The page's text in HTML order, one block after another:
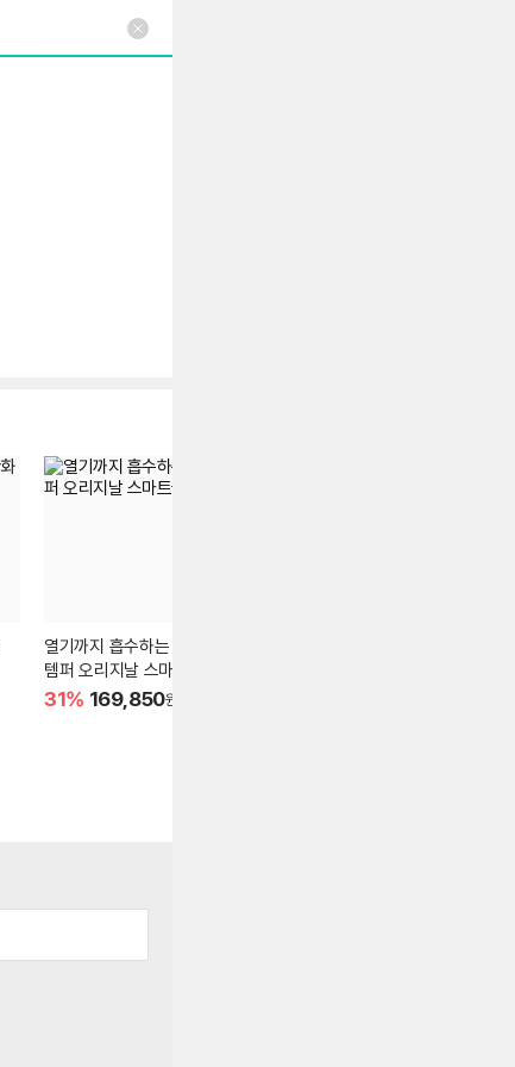
열기까지 흡수하는
템퍼 오리지날 스마트쿨
31% 169,850원